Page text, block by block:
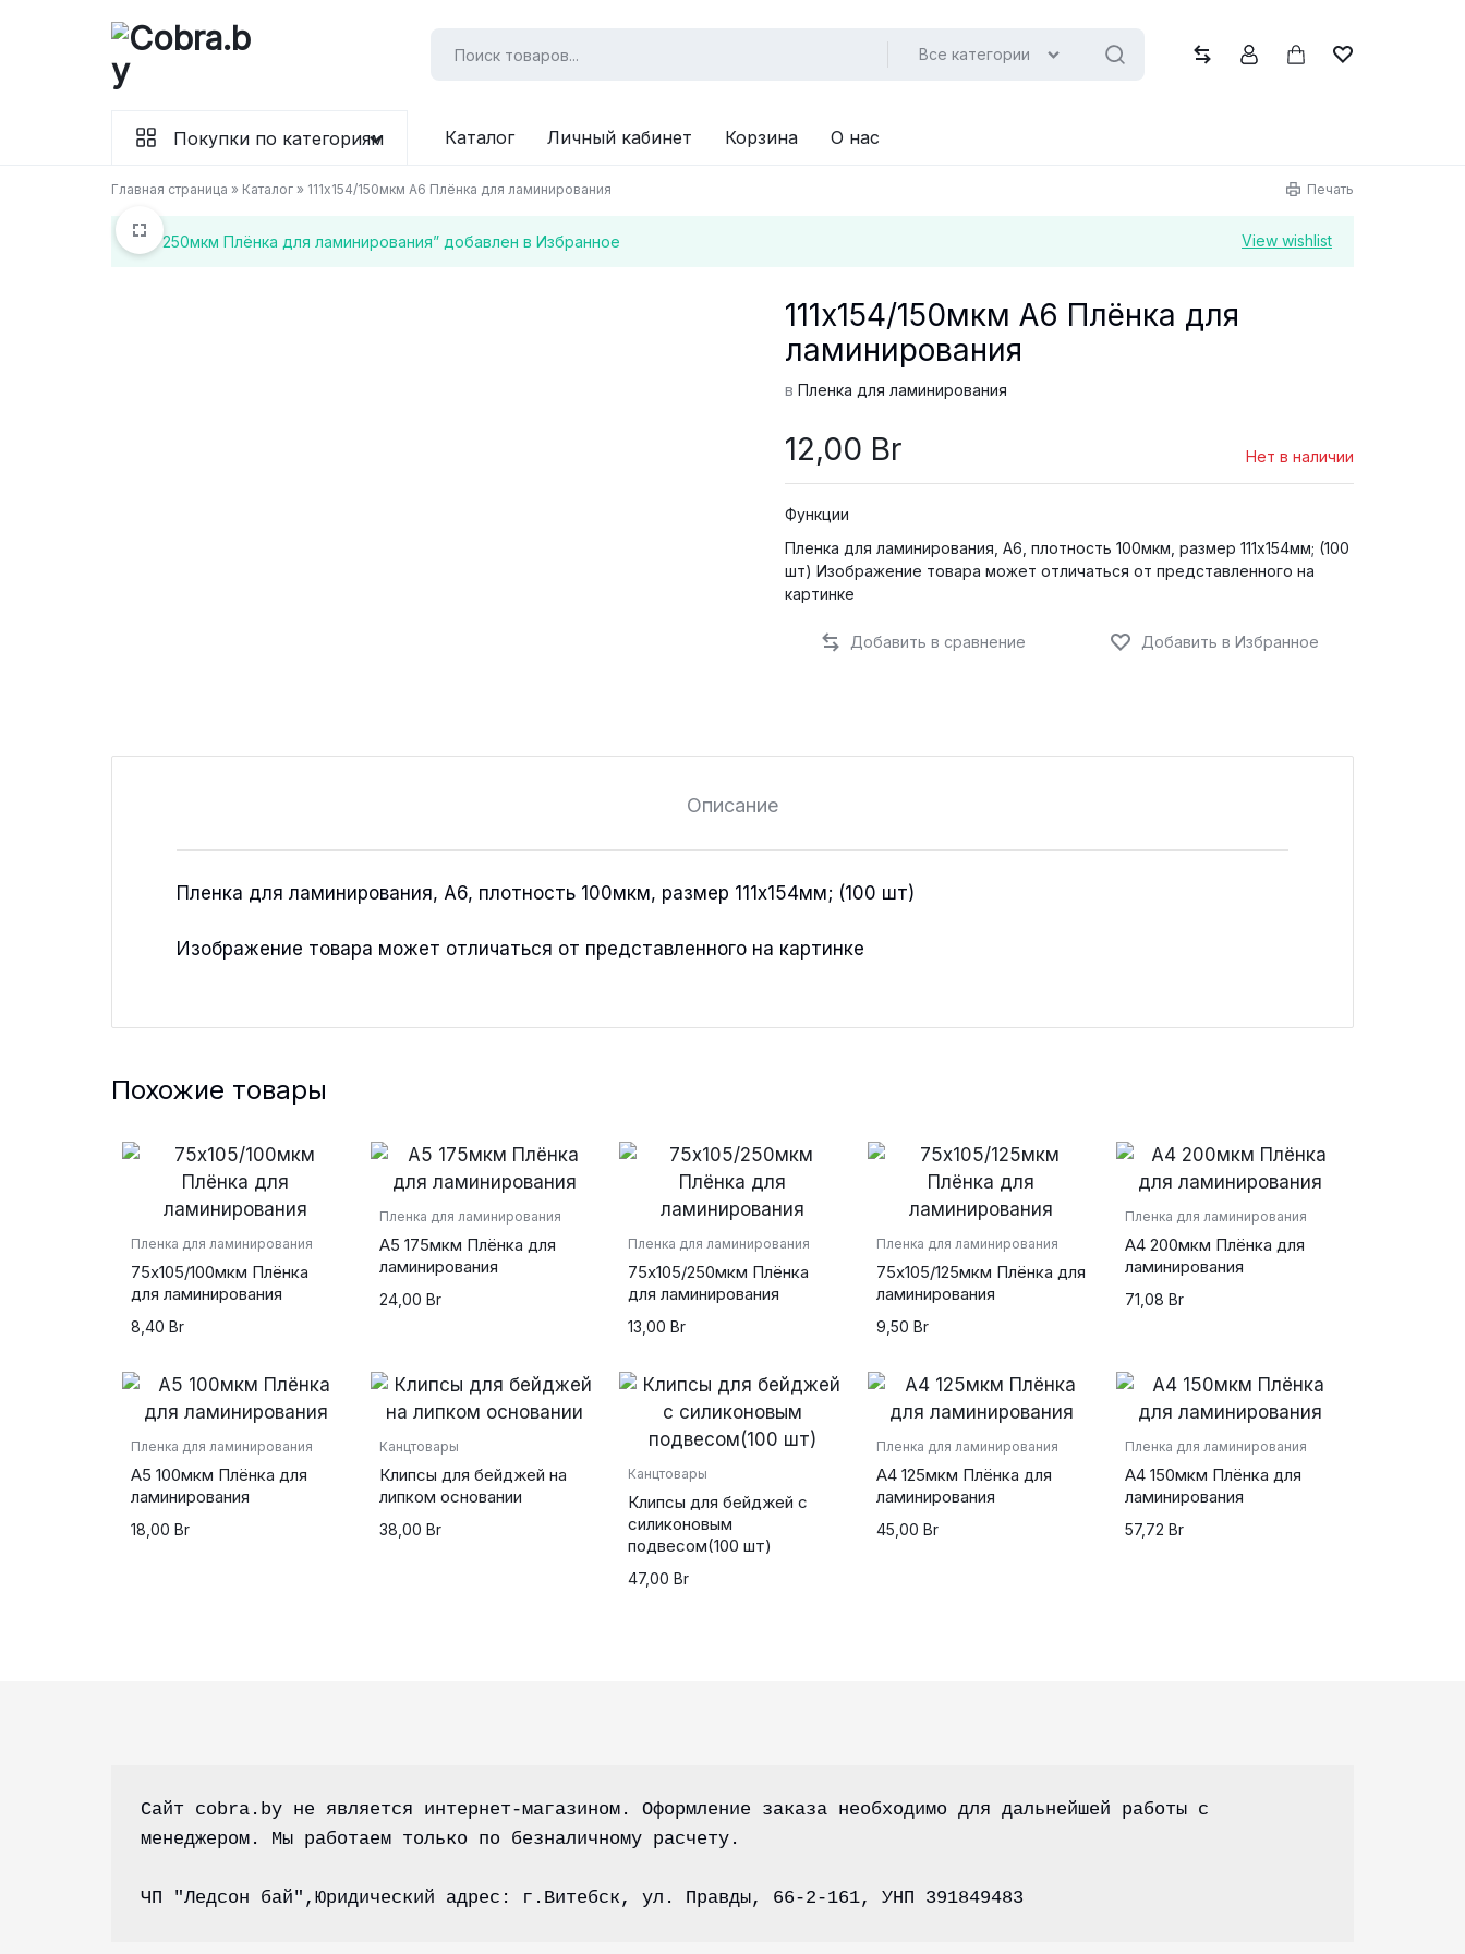
plugin
содержимому
канцтовары
в
Все категории
Покупки по категориям Каталог Личный кабинет Корзина О нас
Главная страница » Каталог » 111х154/150мкм А6 Плёнка для ламинирования Печать
View wishlist
“А5 250мкм Плёнка для ламинирования” добавлен в Избранное
111х154/150мкм А6 Плёнка для
ламинирования
вПленка для ламинирования
12,00 Br Нет в наличии
Функции
Пленка для ламинирования, А6, плотность 100мкм, размер 111х154мм; (100
шт) Изображение товара может отличаться от представленного на
картинке
Описание
Пленка для ламинирования, А6, плотность 100мкм, размер 111х154мм; (100 шт)
Изображение товара может отличаться от представленного на картинке
Похожие товары
Пленка для ламинирования
75х105/100мкм Плёнка
для ламинирования
8,40 Br
Пленка для ламинирования
А5 175мкм Плёнка для
ламинирования
24,00 Br
Пленка для ламинирования
75х105/250мкм Плёнка
для ламинирования
13,00 Br
Пленка для ламинирования
75х105/125мкм Плёнка для
ламинирования
9,50 Br
Пленка для ламинирования
А4 200мкм Плёнка для
ламинирования
71,08 Br
Пленка для ламинирования
А5 100мкм Плёнка для
ламинирования
18,00 Br
Канцтовары
Клипсы для бейджей на
липком основании
38,00 Br
Канцтовары
Клипсы для бейджей с
силиконовым
подвесом(100 шт)
47,00 Br
Пленка для ламинирования
А4 125мкм Плёнка для
ламинирования
45,00 Br
Пленка для ламинирования
А4 150мкм Плёнка для
ламинирования
57,72 Br
Сайт cobra.by не является интернет-магазином. Оформление заказа необходимо для дальнейшей работы с
менеджером. Мы работаем только по безналичному расчету.
ЧП "Ледсон бай",Юридический адрес: г.Витебск, ул. Правды, 66-2-161, УНП 391849483